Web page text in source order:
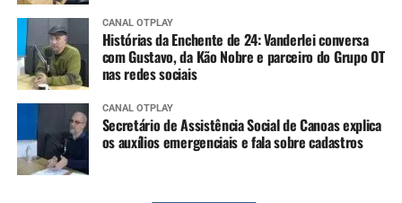
CANAL OTPLAY
Histórias da Enchente de 24: Vanderlei conversa
com Gustavo, da Kão Nobre e parceiro do Grupo OT
nas redes sociais
CANAL OTPLAY
Secretário de Assistência Social de Canoas explica
os auxílios emergenciais e fala sobre cadastros